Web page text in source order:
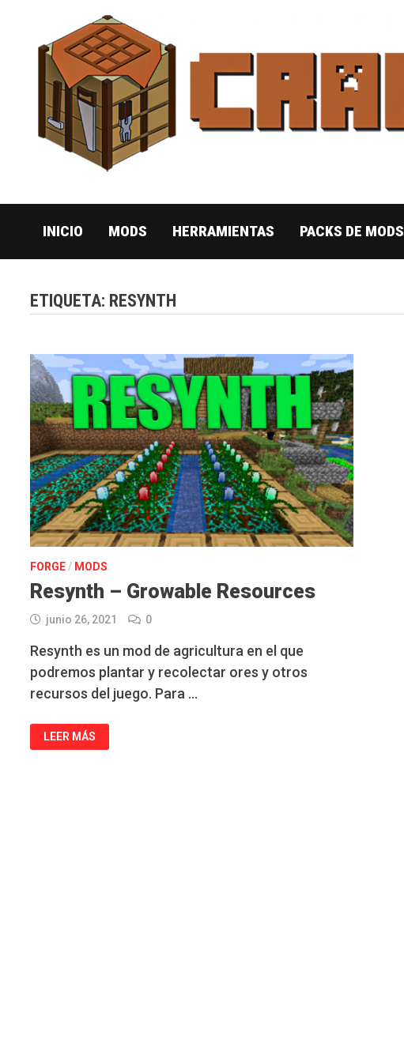
contenido
INICIO MODS HERRAMIENTAS PACKS DE MODS
ETIQUETA: RESYNTH
FORGE / MODS
Resynth – Growable Resources
junio 26, 2021 0
Resynth es un mod de agricultura en el que
podremos plantar y recolectar ores y otros
recursos del juego. Para …
RESYNTH
–
GROWABLE
LEER MÁS